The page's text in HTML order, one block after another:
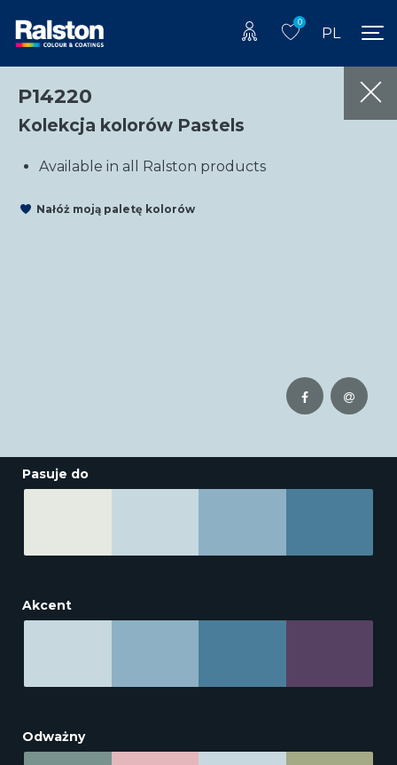
0
PL
P14220
Kolekcja kolorów Pastels
Available in all Ralston products
Nałóż moją paletę kolorów
Pasuje do
Akcent
Odważny